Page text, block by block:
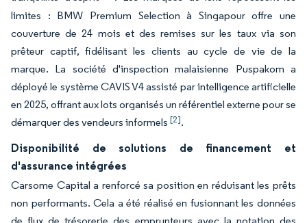
limites : BMW Premium Selection à Singapour offre une
couverture de 24 mois et des remises sur les taux via son
prêteur captif, fidélisant les clients au cycle de vie de la
marque. La société d'inspection malaisienne Puspakom a
déployé le système CAVIS V4 assisté par intelligence artificielle
en 2025, offrant aux lots organisés un référentiel externe pour se
démarquer des vendeurs informels [2].
Disponibilité de solutions de financement et
d'assurance intégrées
Carsome Capital a renforcé sa position en réduisant les prêts
non performants. Cela a été réalisé en fusionnant les données